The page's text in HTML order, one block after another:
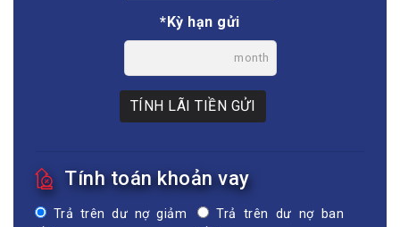
*Kỳ hạn gửi
month
TÍNH LÃI TIỀN GỬI
Tính toán khoản vay
Trả trên dư nợ giảm
Trả trên dư nợ ban